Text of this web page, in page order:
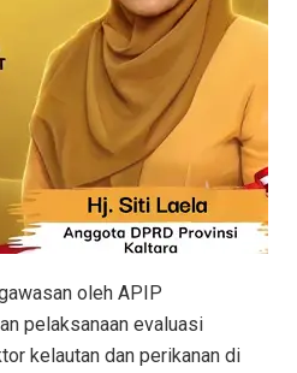
oleh APIP
pelaksanaan evaluasi
kelautan dan perikanan di